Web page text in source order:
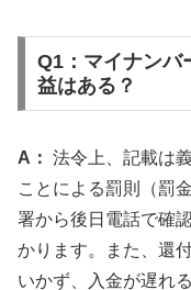
Q1：マイナンバ
益はある？
A： 法令上、記載は
ことによる罰則（罰
署から後日電話で確
かります。また、還
いかず、入金が遅れ